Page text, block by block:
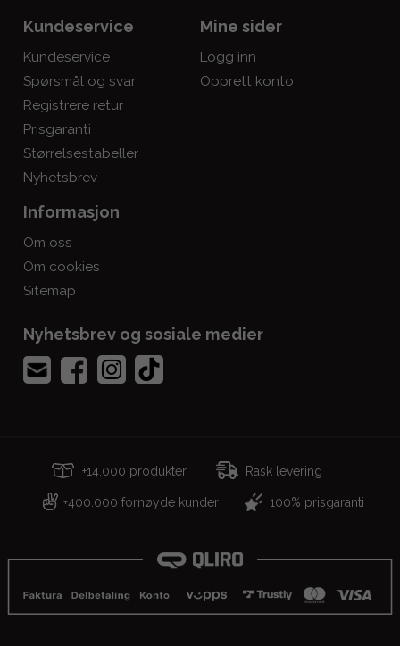
Kundeservice
Kundeservice
Spørsmål og svar
Registrere retur
Prisgaranti
Størrelsestabeller
Nyhetsbrev
Mine sider
Logg inn
Opprett konto
Informasjon
Om oss
Om cookies
Sitemap
Nyhetsbrev og sosiale medier
+14.000 produkter Rask levering
+400.000 fornøyde kunder 100% prisgaranti